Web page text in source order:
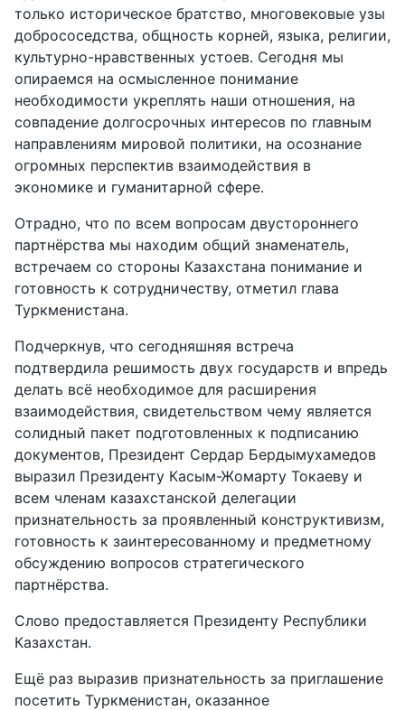
только историческое братство, многовековые узы
добрососедства, общность корней, языка, религии,
культурно-нравственных устоев. Сегодня мы
опираемся на осмысленное понимание
необходимости укреплять наши отношения, на
совпадение долгосрочных интересов по главным
направлениям мировой политики, на осознание
огромных перспектив взаимодействия в
экономике и гуманитарной сфере.
Отрадно, что по всем вопросам двустороннего
партнёрства мы находим общий знаменатель,
встречаем со стороны Казахстана понимание и
готовность к сотрудничеству, отметил глава
Туркменистана.
Подчеркнув, что сегодняшняя встреча
подтвердила решимость двух государств и впредь
делать всё необходимое для расширения
взаимодействия, свидетельством чему является
солидный пакет подготовленных к подписанию
документов, Президент Сердар Бердымухамедов
выразил Президенту Касым-Жомарту Токаеву и
всем членам казахстанской делегации
признательность за проявленный конструктивизм,
готовность к заинтересованному и предметному
обсуждению вопросов стратегического
партнёрства.
Слово предоставляется Президенту Республики
Казахстан.
Ещё раз выразив признательность за приглашение
посетить Туркменистан, оказанное